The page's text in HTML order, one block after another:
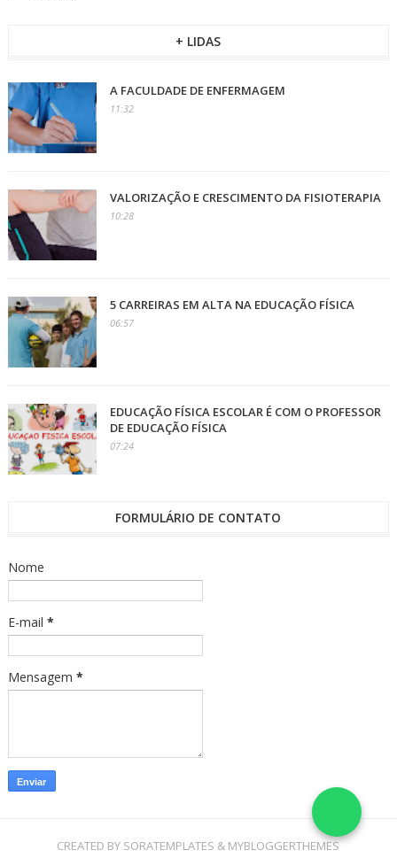
+ LIDAS
A FACULDADE DE ENFERMAGEM
11:32
VALORIZAÇÃO E CRESCIMENTO DA FISIOTERAPIA
10:28
5 CARREIRAS EM ALTA NA EDUCAÇÃO FÍSICA
06:57
EDUCAÇÃO FÍSICA ESCOLAR É COM O PROFESSOR
DE EDUCAÇÃO FÍSICA
07:24
FORMULÁRIO DE CONTATO
Nome
E-mail *
Mensagem *
CREATED BY SORATEMPLATES & MYBLOGGERTHEMES